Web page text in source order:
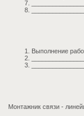
Выполнение
Монтажник связи -